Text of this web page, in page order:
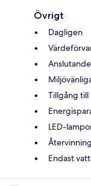
Övrigt
Dagligen
Tillgång
LED-
Återvinning
Endast